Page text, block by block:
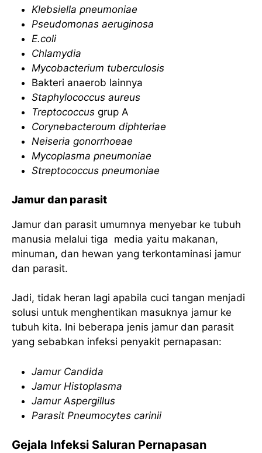
Klebsiella pneumoniae
Pseudomonas aeruginosa
E.coli
Chlamydia
Mycobacterium tuberculosis
Bakteri anaerob lainnya
Staphylococcus aureus
Treptococcus grup A
Corynebacteroum diphteriae
Neiseria gonorrhoeae
Mycoplasma pneumoniae
Streptococcus pneumoniae
Jamur dan parasit
Jamur dan parasit umumnya menyebar ke tubuh
manusia melalui tiga media yaitu makanan,
minuman, dan hewan yang terkontaminasi jamur
dan parasit.
Jadi, tidak heran lagi apabila cuci tangan menjadi
solusi untuk menghentikan masuknya jamur ke
tubuh kita. Ini beberapa jenis jamur dan parasit
yang sebabkan infeksi penyakit pernapasan:
Jamur Candida
Jamur Histoplasma
Jamur Aspergillus
Parasit Pneumocytes carinii
Gejala Infeksi Saluran Pernapasan